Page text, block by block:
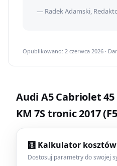
— Radek Adamski,
Opublikowano: 2 czerwca 2026 ·
Audi A5 Cabriolet
KM 7S tronic 2017
🧮 Kalkulator
Dostosuj parametry do swojej